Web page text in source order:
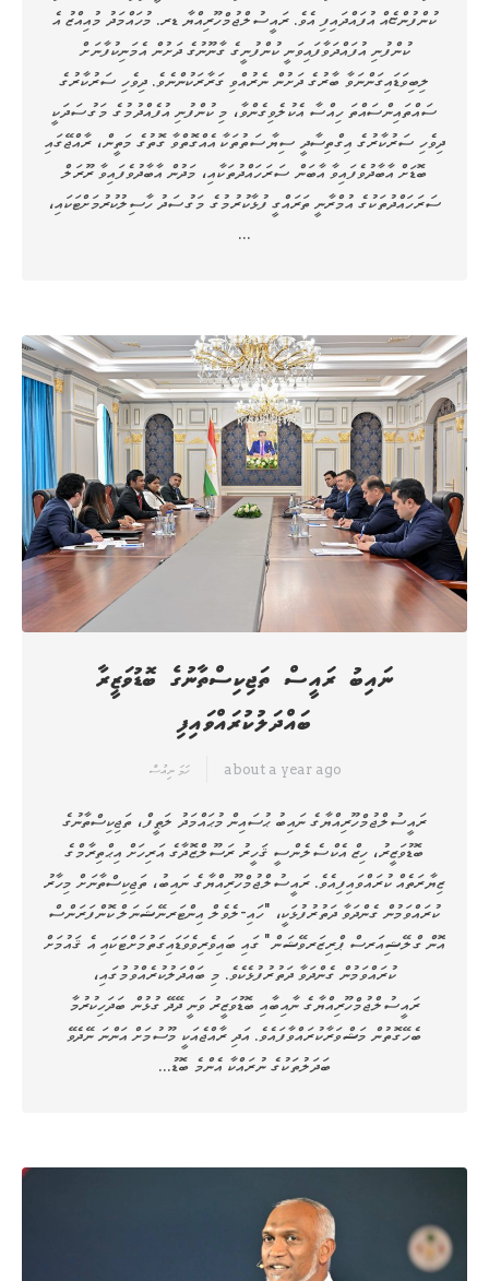
ކުންފުންޏެއް އުފައްދައިފި އެވެ. ރައީސުލްޖުމްހޫރިއްޔާ ޑރ. މުހައްމަދު މުއިއްޒު އެ
ކުންފުނި އުފައްދަވާފައިވަނީ ކުންފުނީގެ ގާނޫނުގެ ދަށުން އެމަނިކުފާނަށް
ލިބިވަޑައިގަންނަވާ ބާރުގެ ދަށުން ނެރުއްވި ގަރާރަކުންނެވެ. ދިވެހި ސަރުކާރުގެ
ސައްތައިންސައްތަ ހިއްސާ އެކުލެވިގެންވާ، މި ކުންފުނި އުފެއްދުމުގެ މަގުސަދަކީ
ދިވެހި ސަރުކާރުގެ އިގްތިސާދީ ސިޔާސަތުތަކާ އެއްގޮތްވާ ގޮތުގެ މަތީން، ރާއްޖޭގައި
ބޮޑަށް އާބާދުވެފައިވާ އާބަން ސަރަހައްދުތަކާއި، މަދުން އާބާދުވެފައިވާ ރޫރަލް
ސަރަހައްދުތަކުގެ އުމްރާނީ ތަރައްގީ ފުޅާކުރުމުގެ މަގުސަދު ހާސިލުކުރުމަށްޓަކައި،
…
ނައިބު ރައީސް ތަޖިކިސްތާނުގެ ބޮޑުވަޒީރާ
ބައްދަލުކުރައްވައިފި
ހަމަ ނިއުސް about a year ago
ރައީސުލްޖުމްހޫރިއްޔާގެ ނައިބު ޙުސައިން މުޙައްމަދު ލަޠީފް، ތަޖިކިސްތާނުގެ
ބޮޑުވަޒީރު، ހިޒް އެކްސެލެންސީ ޤަހީރު ރަސޫލްޒޮދާގެ އަރިހަށް އިޙްތިރާމްގެ
ޒިޔާރަތެއް ކުރައްވައިފިއެވެ. ރައީސުލްޖުމްހޫރިއްޔާގެ ނައިބު، ތަޖިކިސްތާނަށް މިހާރު
ކުރައްވަމުން ގެންދަވާ ދަތުރުފުޅަކީ، "ހައި-ލެވެލް އިންޓަރނޭޝަނަލް ކޮންފަރަންސް
އޮން ގްލޭޝިއަރސް ޕްރިޒަރވޭޝަން" ގައި ބައިވެރިވެވަޑައިގަތުމަށްޓަކައި އެ ޤައުމަށް
ކުރައްވަމުން ގެންދަވާ ދަތުރުފުޅެކެވެ. މި ބައްދަލުކުރެއްވުމުގައި،
ރައީސުލްޖުމްހޫރިއްޔާގެ ނާއިބާއި ބޮޑުވަޒީރު ވަނީ ދޭދޭ ގުޅުން ބަދަހިކުރުމާ
ބެހޭގޮތުން މަޝްވަރާކުރައްވާފައެވެ. އަދި ރާއްޖެއަކީ މޫސުމަށް އަންނަ ނޭދެވޭ
ބަދަލުތަކުގެ ނުރައްކާ އެންމެ ބޮޑު…